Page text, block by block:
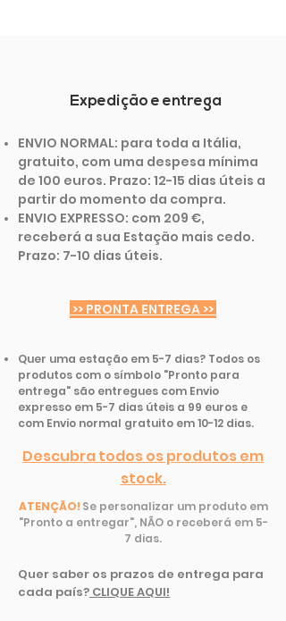
Expedição e entrega
ENVIO NORMAL: para toda a Itália,
gratuito, com uma despesa mínima
de 100 euros. Prazo: 12-15 dias úteis a
partir do momento da compra.
ENVIO EXPRESSO: com 209 €,
receberá a sua Estação mais cedo.
Prazo: 7-10 dias úteis.
>> PRONTA ENTREGA >>
Quer uma estação em 5-7 dias? Todos os
produtos com o símbolo "Pronto para
entrega" são entregues com Envio
expresso em 5-7 dias úteis a 99 euros e
com Envio normal gratuito em 10-12 dias.
Descubra todos os produtos em
stock.
ATENÇÃO! Se personalizar um produto em
"Pronto a entregar", NÃO o receberá em 5-
7 dias.
Quer saber os prazos de entrega para
cada país? CLIQUE AQUI!